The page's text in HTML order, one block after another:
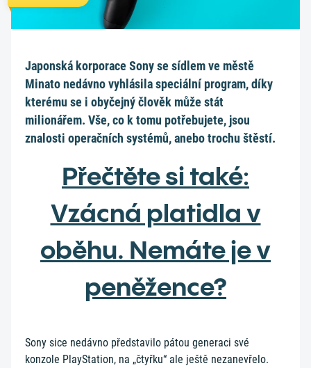
Japonská korporace Sony se sídlem ve městě
Minato nedávno vyhlásila speciální program, díky
kterému se i obyčejný člověk může stát
milionářem. Vše, co k tomu potřebujete, jsou
znalosti operačních systémů, anebo trochu štěstí.
Přečtěte si také:
Vzácná platidla v
oběhu. Nemáte je v
peněžence?
Sony sice nedávno představilo pátou generaci své
konzole PlayStation, na „čtyřku“ ale ještě nezanevřelo.